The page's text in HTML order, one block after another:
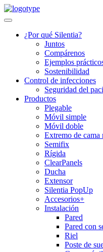
Skip
to
¿Por qué Silentia?
Juntos
Compárenos
Ejemplos
Sostenibilidad
Control de infecciones
Seguridad del
Productos
Plegable
Móvil simple
Móvil doble
Extremo de cama
Semifix
Rígida
ClearPanels
Ducha
Extensor
Silentia PopUp
Accesorios+
Instalación
Pared
Pared con
Riel
Poste de